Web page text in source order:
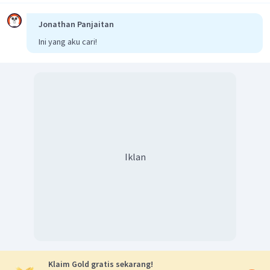
hingga Maluku.
Dengan demikian, jawaban yang benar adalah E.
Jonathan Panjaitan
Ini yang aku cari!
Iklan
Klaim Gold gratis sekarang!